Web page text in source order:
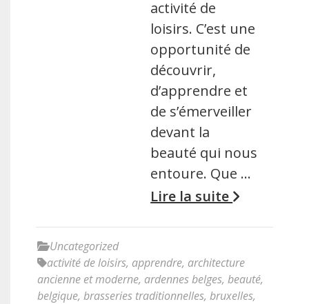
activité de
loisirs. C’est une
opportunité de
découvrir,
d’apprendre et
de s’émerveiller
devant la
beauté qui nous
entoure. Que …
Lire la suite
Uncategorized
activité de loisirs, apprendre, architecture
ancienne et moderne, ardennes belges, beauté,
belgique, brasseries traditionnelles, bruxelles,